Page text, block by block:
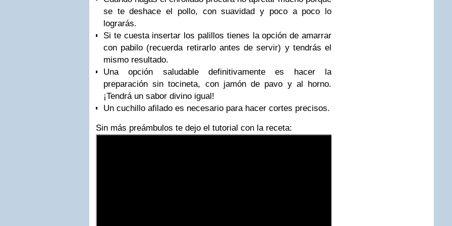
se te deshace el pollo, con suavidad y poco a poco lo
lograrás.
Si te cuesta insertar los palillos tienes la opción de amarrar
con pabilo (recuerda retirarlo antes de servir) y tendrás el
mismo resultado.
Una opción saludable definitivamente es hacer la
preparación sin tocineta, con jamón de pavo y al horno.
¡Tendrá un sabor divino igual!
Un cuchillo afilado es necesario para hacer cortes precisos.
Sin más preámbulos te dejo el tutorial con la receta: